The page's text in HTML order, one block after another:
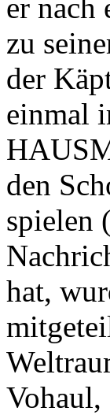
er nach
zu
der
einmal
den
spielen
hat,
Vohaul,